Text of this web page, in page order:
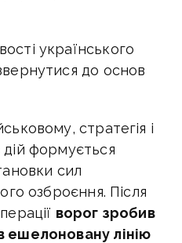
українського
до основ
стратегія і
формується
сил
озброєння. Після
ворог зробив
ешелоновану лінію